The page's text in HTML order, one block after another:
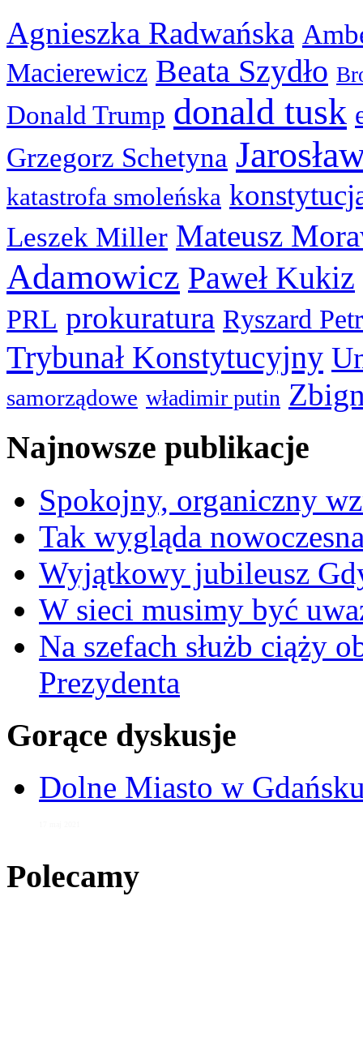
Agnieszka Radwańska
Macierewicz Beata Szydło
Donald Trump donald tusk
Grzegorz Schetyna
katastrofa smoleńska
Leszek Miller Mateusz
Adamowicz Paweł Kukiz
PRL prokuratura Ryszard
Trybunał Konstytucyjny
samorządowe władimir putin
Najnowsze publikacje
Spokojny, organiczny
Tak wygląda
Wyjątkowy jubileusz
W sieci musimy być
Na szefach służb ciąży
Prezydenta
Gorące dyskusje
Dolne Miasto w
Polecamy